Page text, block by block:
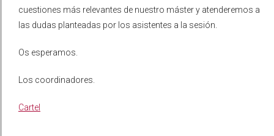
cuestiones más relevantes de nuestro máster y atenderemos a
las dudas planteadas por los asistentes a la sesión.
Os esperamos.
Los coordinadores.
Cartel